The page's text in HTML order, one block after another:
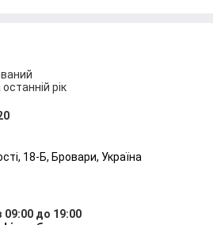
будь-який стиль буде
віянь окремо
рішення – ширяюча стеля.
левітує над приміщенням.
секрет створення такого
та підкажемо, як підібрати
ширяючої стелі.
рік
18-Б, Бровари, Україна
09:00 до 19:00